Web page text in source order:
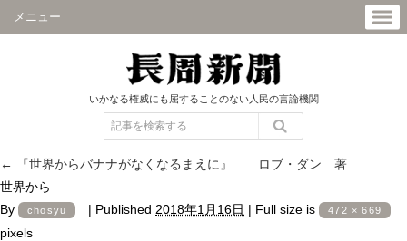
メニュー
いかなる権威にも屈することのない人民の言論機関
←
『世界からバナナがなくなるまえに』 ロブ・ダン 著
世界から
By
chosyu | Published 2018年1月16日 | Full size is 472 × 669
pixels